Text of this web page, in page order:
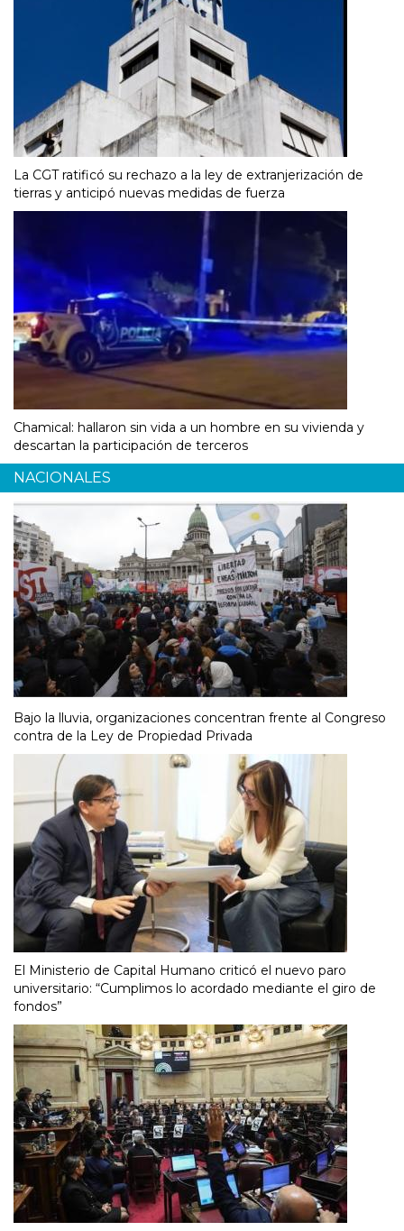
La CGT ratificó su rechazo a la ley de extranjerización de
tierras y anticipó nuevas medidas de fuerza
Chamical: hallaron sin vida a un hombre en su vivienda y
descartan la participación de terceros
NACIONALES
Bajo la lluvia, organizaciones concentran frente al Congreso
contra de la Ley de Propiedad Privada
El Ministerio de Capital Humano criticó el nuevo paro
universitario: “Cumplimos lo acordado mediante el giro de
fondos”